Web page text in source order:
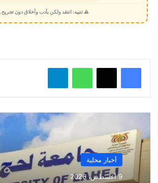
م
ي
⚠️ تنبيه: انتقد ولكن بأدب وأخلاق دون تجريح.
واتساب
أخبار محلية
9 أغسطس، 2026